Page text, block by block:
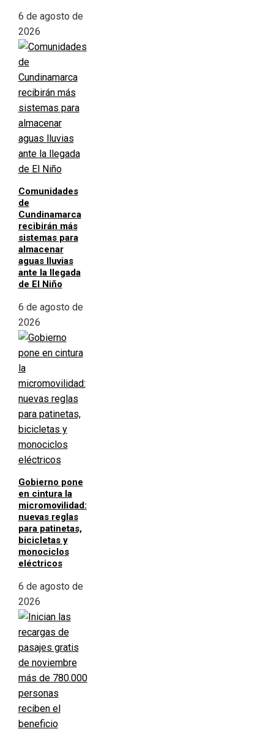
6 de agosto de
2026
Comunidades
de
Cundinamarca
recibirán más
sistemas para
almacenar
aguas lluvias
ante la llegada
de El Niño
6 de agosto de
2026
Gobierno pone
en cintura la
micromovilidad:
nuevas reglas
para patinetas,
bicicletas y
monociclos
eléctricos
6 de agosto de
2026